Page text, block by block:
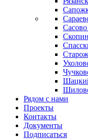
Рядом с нами
Проекты
Контакты
Документы
Подписаться